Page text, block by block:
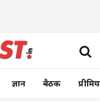
ज्ञान बैठक